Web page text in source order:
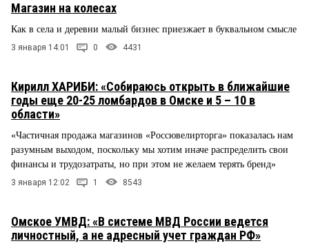
Магазин на колесах
Как в села и деревни малый бизнес приезжает в буквальном смысле
3 января 14:01 0 4431
Кирилл ХАРИБИ: «Собираюсь открыть в ближайшие
годы еще 20-25 ломбардов в Омске и 5 – 10 в
области»
«Частичная продажа магазинов «Россювелирторга» показалась нам
разумным выходом, поскольку мы хотим иначе распределить свои
финансы и трудозатраты, но при этом не желаем терять бренд»
3 января 12:02 1 8543
Омское УМВД: «В системе МВД России ведется
личностный, а не адресный учет граждан РФ»